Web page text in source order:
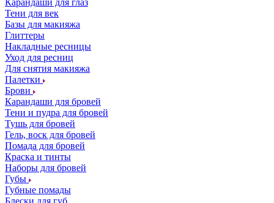
Карандаши для глаз
Тени для век
Базы для макияжа
Глиттеры
Накладные ресницы
Уход для ресниц
Для снятия макияжа
Палетки
Брови
Карандаши для бровей
Тени и пудра для бровей
Тушь для бровей
Гель, воск для бровей
Помада для бровей
Краска и тинты
Наборы для бровей
Губы
Губные помады